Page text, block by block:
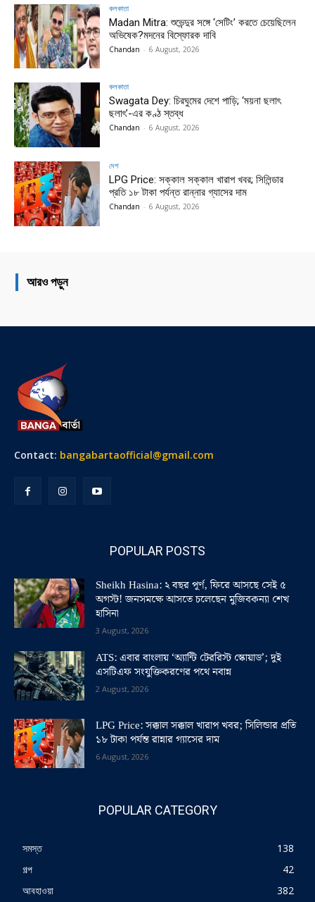
কলকাতা
Madan Mitra: শুভেন্দুর সঙ্গে ‘সেটিং’ করতে চেয়েছিলেন
অভিষেক?মদনের বিস্ফোরক দাবি
Chandan - 6 August, 2026
কলকাতা
Swagata Dey: চিরঘুমের দেশে পাড়ি; ‘ময়না ছলাৎ
ছলাৎ’-এর কণ্ঠ স্তব্ধ
Chandan - 6 August, 2026
দেশ
LPG Price: সক্কাল সক্কাল খারাপ খবর; সিলিন্ডার
প্রতি ১৮ টাকা পর্যন্ত রান্নার গ্যাসের দাম
Chandan - 6 August, 2026
আরও পড়ুন
Contact: bangabartaofficial@gmail.com
POPULAR POSTS
Sheikh Hasina: ২ বছর পূর্ণ, ফিরে আসছে সেই ৫
অগস্ট! জনসমক্ষে আসতে চলেছেন মুজিবকন্যা শেখ
হাসিনা
3 August, 2026
ATS: এবার বাংলায় ‘অ্যান্টি টেররিস্ট স্কোয়াড’; দুই
এসটিএফ সংযুক্তিকরণের পথে নবান্ন
2 August, 2026
LPG Price: সক্কাল সক্কাল খারাপ খবর; সিলিন্ডার প্রতি
১৮ টাকা পর্যন্ত রান্নার গ্যাসের দাম
6 August, 2026
POPULAR CATEGORY
সমস্ত
138
গল্প
42
আবহাওয়া
382